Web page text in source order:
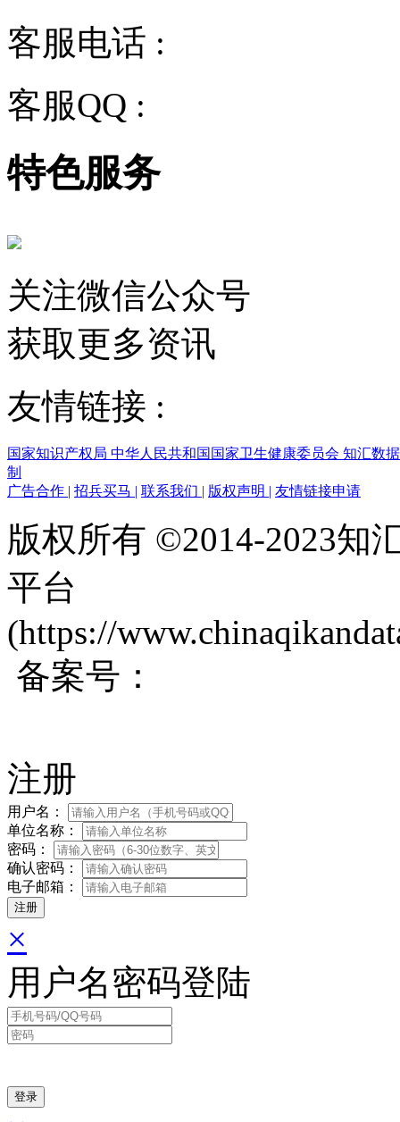
客服电话 :
客服QQ :
特色服务
关注微信公众号
获取更多资讯
友情链接 :
国家知识产权局 中华人民共和国国家卫生健康委员会 知汇数
制
广告合作 | 招兵买马 | 联系我们 | 版权声明 | 友情链接申请
版权所有 ©2014-2023知
平台
(https://
备案号：
注册
用户名：
单位名称：
密码：
确认密码：
电子邮箱：
×
用户名密码登陆